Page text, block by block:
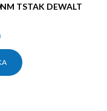
TSTAK DEWALT